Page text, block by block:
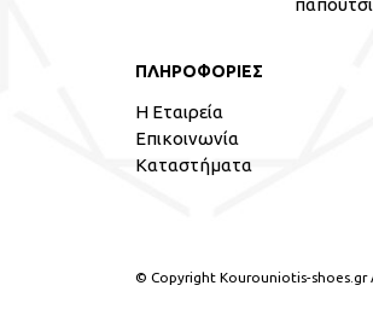
ΠΛΗΡΟΦΟΡΙΕΣ
Η Εταιρεία
Επικοινωνία
Καταστήματα
© Copyright Kourouniotis-shoes.gr